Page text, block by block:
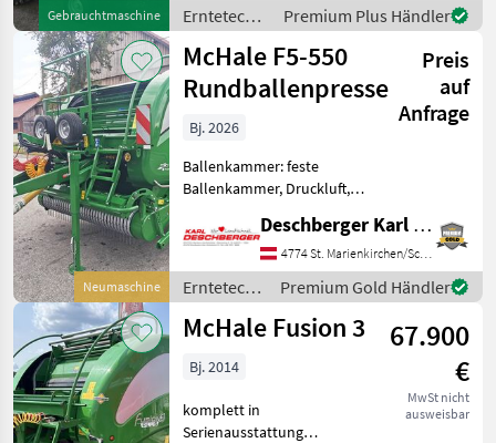
Gebrauchtmaschine
Schneidwerk
**Beschreibung der
Rundballenpre
Erntetechnik
Grünland /
McHale
Premium Plus Händler
Neumaschine
McHale F5-550
Rundballenpresse
Preis
auf
Anfrage
Bj. 2026
Ballenkammer: feste
Ballenkammer, Druckluft,
Rollenniederhalter,
Schneidwerk McHale F5-550
Rundballenpresse mit
fester Ballenkammer für
Ballen-Dm: 1, 25 m un
Deschberger Karl Landtechnik GesmbH & Co KG
4774 St. Marienkirchen/Schärding
Erntetechnik
Grünland /
McHale
Premium Gold Händler
McHale Fusion 3
67.900
€
MwSt nicht
ausweisbar
Bj. 2014
komplett in
Serienausstattung